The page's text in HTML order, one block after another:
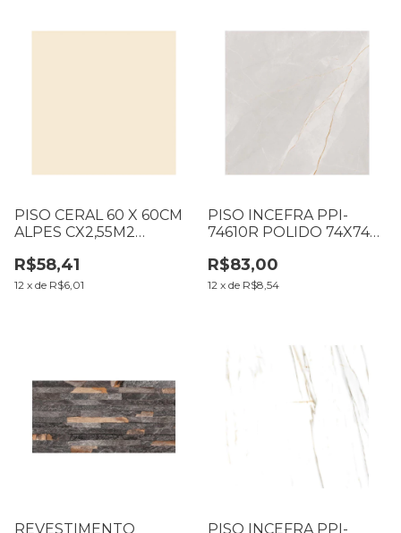
PISO CERAL 60 X 60CM
ALPES CX2,55M2
R$58,41
12 x de R$6,01
PISO INCEFRA PPI-
74610R POLIDO 74X74
(002.26.11)
R$83,00
12 x de R$8,54
REVESTIMENTO
PISO INCEFRA PPI-